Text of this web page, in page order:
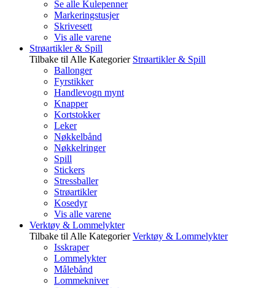
Se alle Kulepenner
Markeringstusjer
Skrivesett
Vis alle varene
Strøartikler & Spill
Tilbake til Alle Kategorier Strøartikler & Spill
Ballonger
Fyrstikker
Handlevogn mynt
Knapper
Kortstokker
Leker
Nøkkelbånd
Nøkkelringer
Spill
Stickers
Stressballer
Strøartikler
Kosedyr
Vis alle varene
Verktøy & Lommelykter
Tilbake til Alle Kategorier Verktøy & Lommelykter
Isskraper
Lommelykter
Målebånd
Lommekniver